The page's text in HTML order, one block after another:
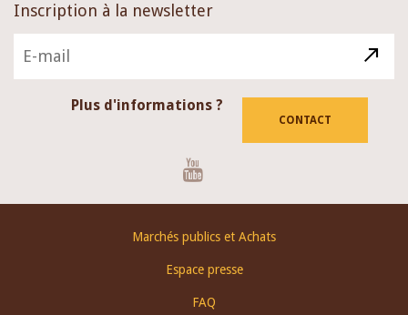
Inscription à la newsletter
Plus d'informations ?
CONTACT
Marchés publics et Achats
Espace presse
FAQ